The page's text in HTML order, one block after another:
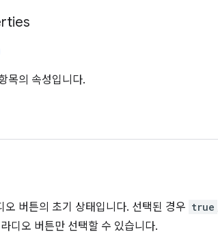
목의 속성입니다.
오 버튼의 초기 상태입니다. 선택된 경우 true
디오 버튼만 선택할 수 있습니다.